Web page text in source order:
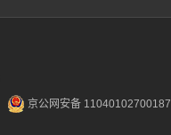
京公网安备